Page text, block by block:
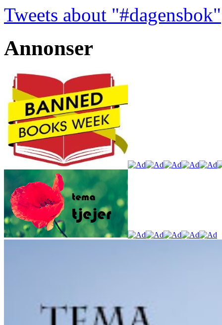
Tweets about "#dagensbok"
Annonser